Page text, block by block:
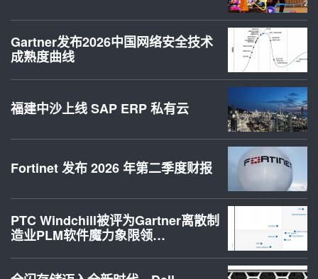
Gartner发布2026中国网络安全技术
成熟度曲线
福建中沙上线 SAP ERP 私有云
Fortinet 发布 2026 年第二季度财报
PTC Windchill被评为Gartner离散制
造业PLM软件魔力象限领…